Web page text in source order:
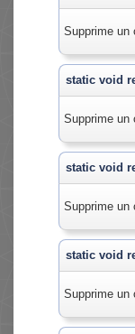
Supprime un
static void
Supprime un
static void
Supprime un
static void
Supprime un